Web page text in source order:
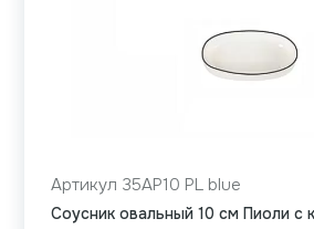
Артикул 35AP10 PL blue
Соусник овальный 10 см Пиоли с